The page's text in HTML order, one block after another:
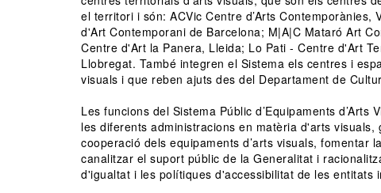
el territori i són: ACVic Centre d’Arts
d'Art Contemporani de Barcelona; M|A|C Mataró Art
Centre d'Art la Panera, Lleida; Lo Pati - Centre d'Art
Llobregat. També integren el Sistema els centres i
visuals i que reben ajuts des del Departament de
Les funcions del Sistema Públic d’Equipaments
les diferents administracions en matèria d'arts
cooperació dels equipaments d’arts visuals,
canalitzar el suport públic de la Generalitat i
d'igualtat i les polítiques d'accessibilitat de les entitats